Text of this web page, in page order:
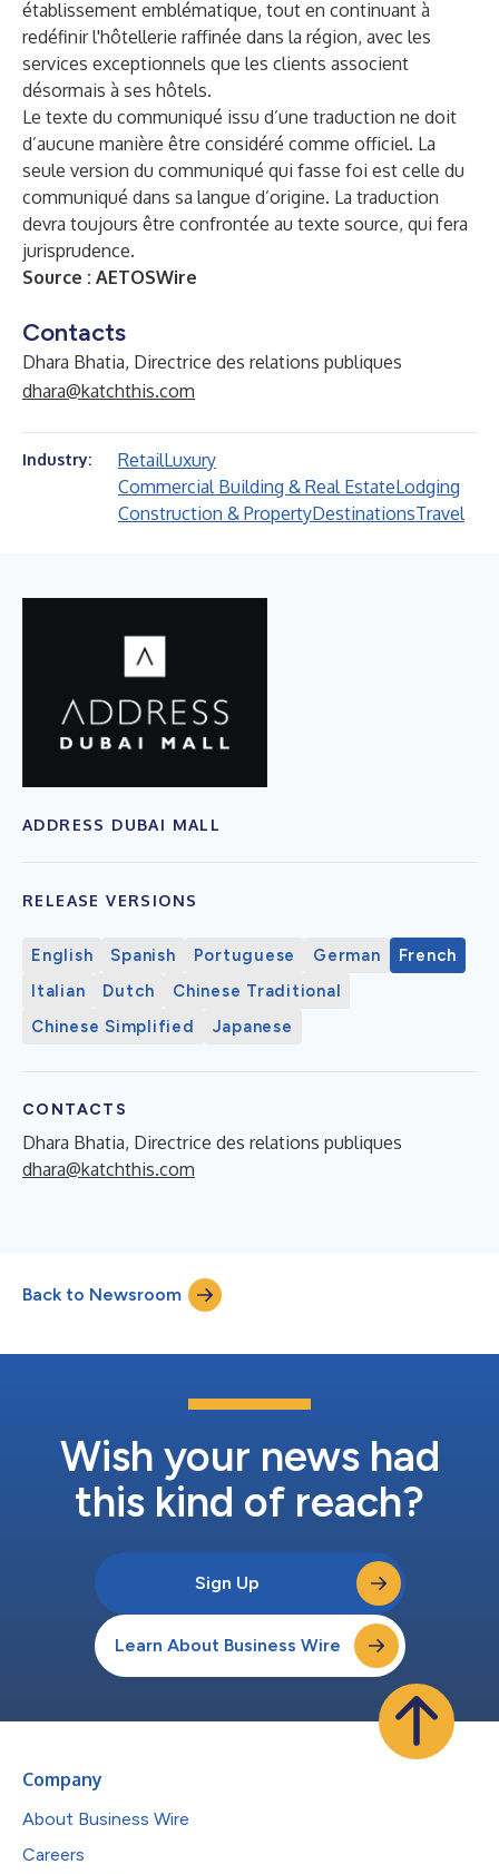
établissement emblématique, tout en continuant à
redéfinir l'hôtellerie raffinée dans la région, avec les
services exceptionnels que les clients associent
désormais à ses hôtels.
Le texte du communiqué issu d’une traduction ne doit
d’aucune manière être considéré comme officiel. La
seule version du communiqué qui fasse foi est celle du
communiqué dans sa langue d’origine. La traduction
devra toujours être confrontée au texte source, qui fera
jurisprudence.
Source : AETOSWire
Contacts
Dhara Bhatia, Directrice des relations publiques
dhara@katchthis.com
Industry: RetailLuxury
Commercial Building & Real EstateLodging
Construction & PropertyDestinationsTravel
ADDRESS DUBAI MALL
RELEASE VERSIONS
English Spanish Portuguese German
French
Italian
Dutch
Chinese Traditional
Chinese Simplified
Japanese
CONTACTS
Dhara Bhatia, Directrice des relations publiques
dhara@katchthis.com
Back to Newsroom
Wish your news had
this kind of reach?
Sign Up
Learn About Business Wire
Company
About Business Wire
Careers